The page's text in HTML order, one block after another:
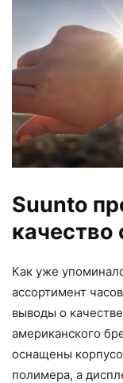
Suunto
качество
Как уже
ассортимент
выводы о
американского
оснащены
полимера, а